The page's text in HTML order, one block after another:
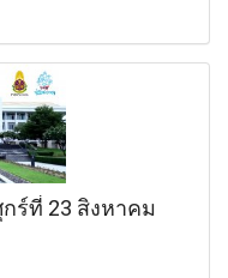
ร์ที่ 23 สิงหาคม